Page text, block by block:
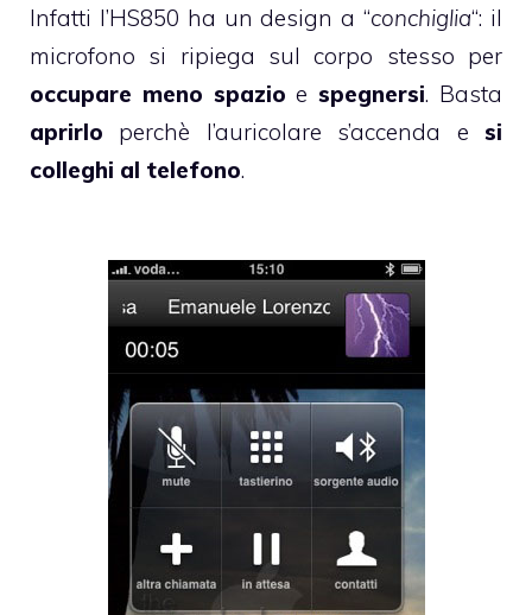
Infatti l’HS850 ha un design a “conchiglia“: il
microfono si ripiega sul corpo stesso per
occupare meno spazio espegnersi. Basta
aprirlo perchè l’auricolare s’accenda e si
colleghi al telefono.